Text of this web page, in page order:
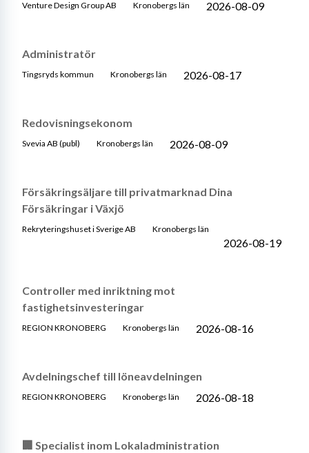
Venture Design Group AB Kronobergs län 2026-08-09
Administratör
Tingsryds kommun Kronobergs län 2026-08-17
Redovisningsekonom
Svevia AB (publ) Kronobergs län 2026-08-09
Försäkringsäljare till privatmarknad Dina
Försäkringar i Växjö
Rekryteringshuset i Sverige AB Kronobergs län
2026-08-19
Controller med inriktning mot
fastighetsinvesteringar
REGION KRONOBERG Kronobergs län 2026-08-16
Avdelningschef till löneavdelningen
REGION KRONOBERG Kronobergs län 2026-08-18
🏢 Specialist inom Lokaladministration